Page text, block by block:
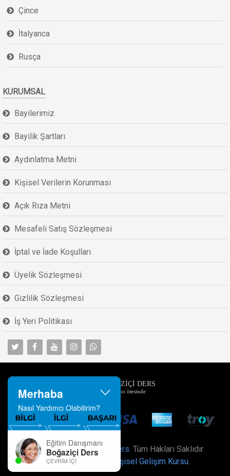
Çince
İtalyanca
Rusça
KURUMSAL
Bayilerimiz
Bayilik Şartları
Aydınlatma Metni
Kişisel Verilerin Korunması
Açık Rıza Metni
Mesafeli Satış Sözleşmesi
İptal ve İade Koşulları
Üyelik Sözleşmesi
Gizlilik Sözleşmesi
İş Yeri Politikası
Developed byBoğaziçi Ders . Tüm Hakları Saklıdır.
Özel Boğaziçi Ders Kişisel Gelişim Kursu.
Merhaba
Nasıl Yardımcı Olabilirim?
Eğitim Danışmanı
Boğaziçi Ders
ÇEVRIM İÇI